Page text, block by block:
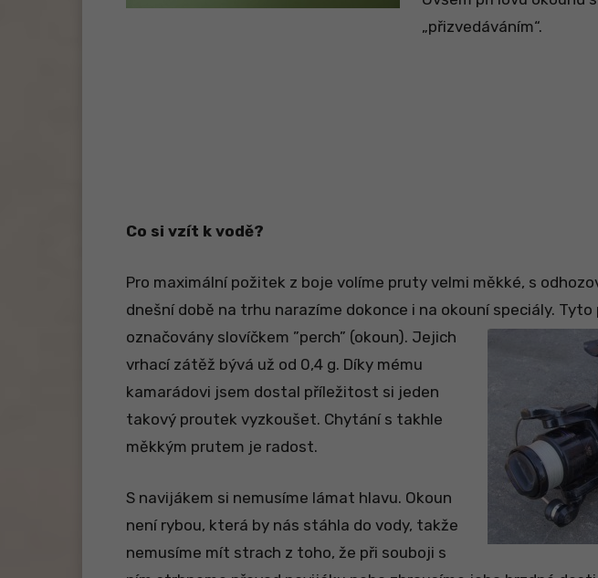
„přizvedáváním“.
Co si vzít k vodě?
Pro maximální požitek z boje volíme pruty velmi měkké, s
dnešní době na trhu narazíme dokonce i na okouní speciály.
označovány slovíčkem ”perch” (okoun). Jejich
vrhací zátěž bývá už od 0,4 g. Díky mému
kamarádovi jsem dostal příležitost si jeden
takový proutek vyzkoušet. Chytání s takhle
měkkým prutem je radost.
S navijákem si nemusíme lámat hlavu. Okoun
není rybou, která by nás stáhla do vody, takže
nemusíme mít strach z toho, že při souboji s